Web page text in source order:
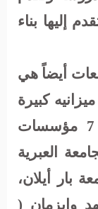
إليها بناء
أيضاً هي
كبيرة
مخصصة للبحث العلمي وتملك 7 مؤسسات
العبرية
بار أيلان،
وايزمان (